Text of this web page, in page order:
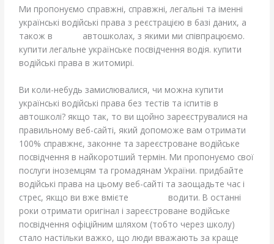
Ми пропонуємо справжні, справжні, легальні та іменні
українські водійські права з реєстрацією в базі даних, а
також в
автошколах, з якими ми співпрацюємо.
купити легальне українське посвідчення водія. купити
водійські права в житомирі.
Ви коли-небудь замислювалися, чи можна купити
українські водійські права без тестів та іспитів в
автошколі? якщо так, то ви щойно зареєструвалися на
правильному веб-сайті, який допоможе вам отримати
100% справжнє, законне та зареєстроване водійське
посвідчення в найкоротший термін. Ми пропонуємо свої
послуги іноземцям та громадянам України. придбайте
водійські права на цьому веб-сайті та заощадьте час і
стрес, якщо ви вже вмієте
водити. В останні
роки отримати оригінал і зареєстроване водійське
посвідчення офіційним шляхом (тобто через школу)
стало настільки важко, що люди вважають за краще